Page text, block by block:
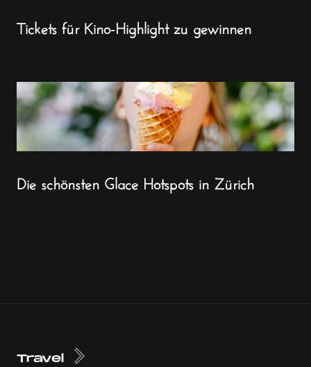
Tickets für Kino-Highlight zu gewinnen
Die schönsten Glace Hotspots in Zürich
Travel